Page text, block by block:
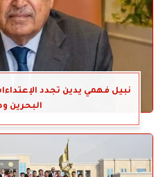
نبيل فهمي يدين تجدد
البحرين